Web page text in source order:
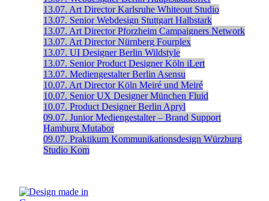
13.07. Art Director Karlsruhe Whiteout Studio
13.07. Senior Webdesign Stuttgart Halbstark
13.07. Art Director Pforzheim Campaigners Network
13.07. Art Director Nürnberg Fourplex
13.07. UI Designer Berlin Wildstyle
13.07. Senior Product Designer Köln iLert
13.07. Mediengestalter Berlin Asensu
10.07. Art Director Köln Meiré und Meiré
10.07. Senior UX Designer München Fluid
10.07. Product Designer Berlin Apryl
09.07. Junior Mediengestalter – Brand Support
Hamburg Mutabor
09.07. Praktikum Kommunikationsdesign Würzburg
Studio Kom